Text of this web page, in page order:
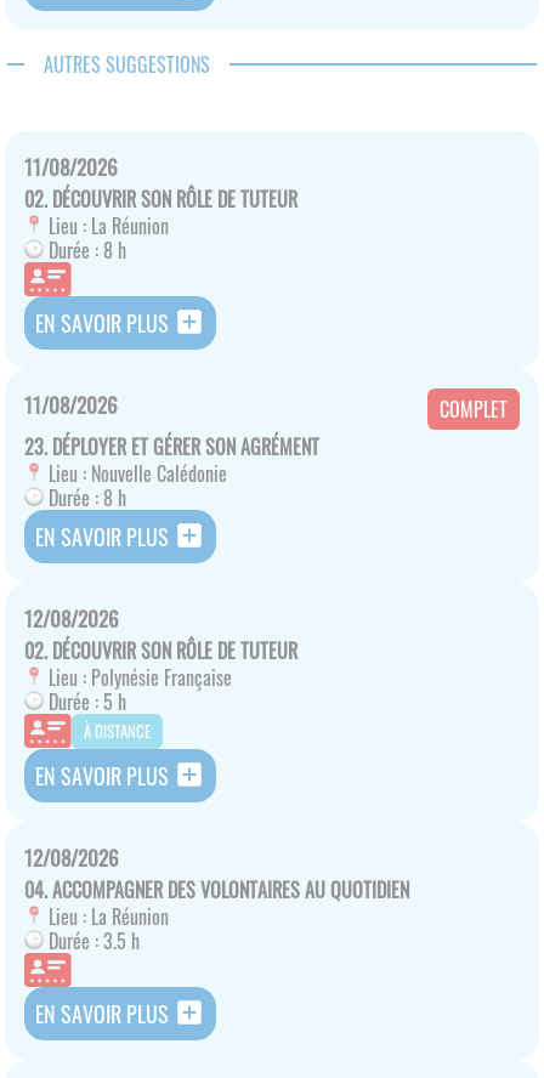
AUTRES SUGGESTIONS
11/08/2026
02. DÉCOUVRIR SON RÔLE DE TUTEUR
Lieu : La Réunion
Durée : 8 h
EN SAVOIR PLUS add_box
11/08/2026
COMPLET
23. DÉPLOYER ET GÉRER SON AGRÉMENT
Lieu : Nouvelle Calédonie
Durée : 8 h
EN SAVOIR PLUS add_box
12/08/2026
02. DÉCOUVRIR SON RÔLE DE TUTEUR
Lieu : Polynésie Française
Durée : 5 h
À DISTANCE
EN SAVOIR PLUS add_box
12/08/2026
04. ACCOMPAGNER DES VOLONTAIRES AU QUOTIDIEN
Lieu : La Réunion
Durée :3.5 h
EN SAVOIR PLUS add_box